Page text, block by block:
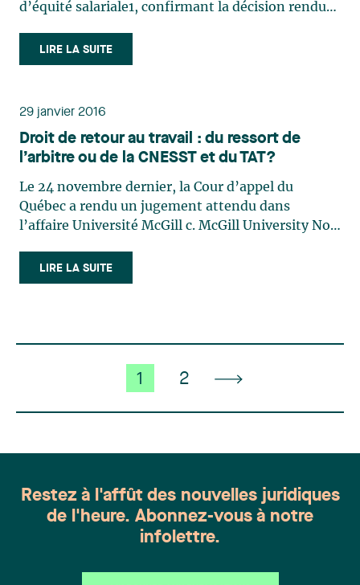
d’équité salariale1, confirmant la décision rendue
supérieure le 22 janvier 2014 et invalidant les
articles 76.3 et 76.5 de la Loi sur l’équité salariale2
LIRE LA SUITE
29 janvier 2016
Droit de retour au travail : du ressort de
l’arbitre ou de la CNESST et du TAT?
Le 24 novembre dernier, la Cour d’appel du
Québec a rendu un jugement attendu dans
l’affaire Université McGill c. McGill University Non
(affaire « McGill »). Par ce jugement, la Cour
dissipe l’ambiguïté jurisprudentielle qui existait
LIRE LA SUITE
1 2
Restez à l'affût des nouvelles juridiques
de l'heure. Abonnez-vous à notre
infolettre.